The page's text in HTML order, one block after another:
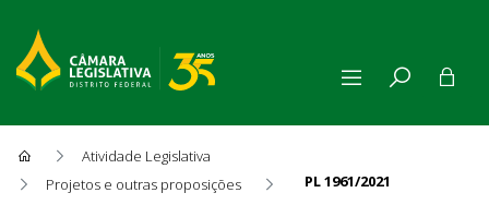
Atividade Legislativa
Projetos e outras proposições
PL 1961/2021